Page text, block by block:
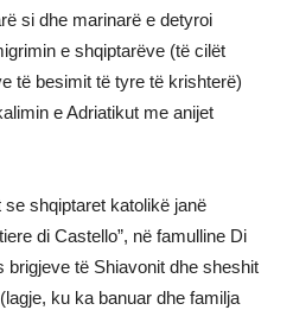
si dhe marinarë e detyroi
e shqiptarëve (të cilët
të besimit të tyre të krishterë)
e Adriatikut me anijet
shqiptaret katolikë janë
di Castello”, në famulline Di
brigjeve të Shiavonit dhe sheshit
ku ka banuar dhe familja